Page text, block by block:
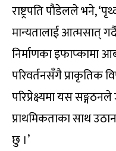
राष्ट्रपति पौडेलले भने,
मान्यतालाई आत्मसात् गर्दै
निर्माणका इफाप्कामा
परिवर्तनसँगै प्राकृतिक
परिप्रेक्ष्यमा यस
प्राथमिकताका साथ
छु ।’